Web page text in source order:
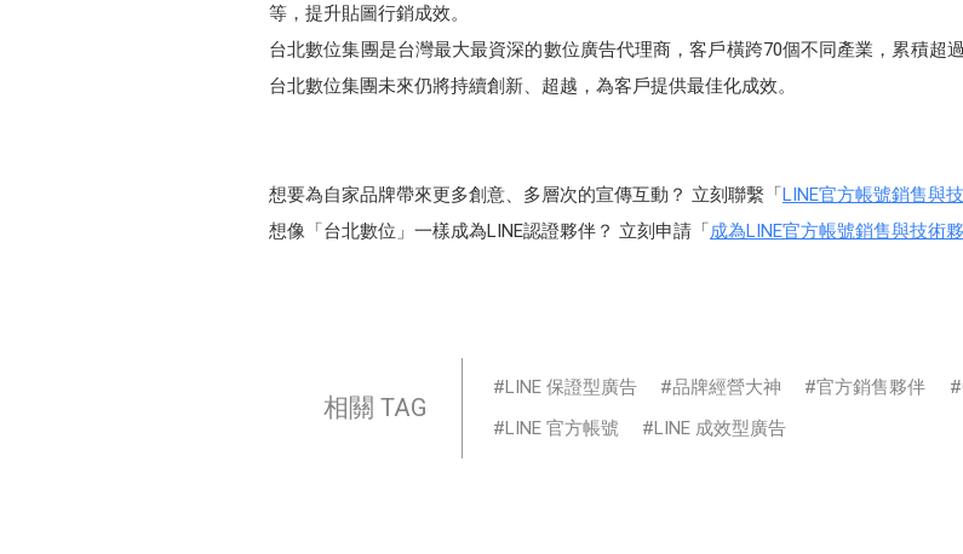
等，提升貼圖行銷成效。
台北數位集團是台灣最大最資深的數位廣告代理商，客戶橫跨70個不同產業，累積超
台北數位集團未來仍將持續創新、超越，為客戶提供最佳化成效。
想要為自家品牌帶來更多創意、多層次的宣傳互動？ 立刻聯繫「LINE官方帳號銷售與
想像「台北數位」一樣成為LINE認證夥伴？ 立刻申請「成為LINE官方帳號銷售與技術
相關 TAG
LINE 保證型廣告 品牌經營大神 官方銷售夥伴
LINE 官方帳號
LINE 成效型廣告